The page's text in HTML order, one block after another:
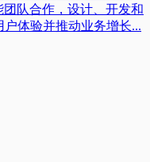
队合作，设计、开发和
体验并推动业务增长...